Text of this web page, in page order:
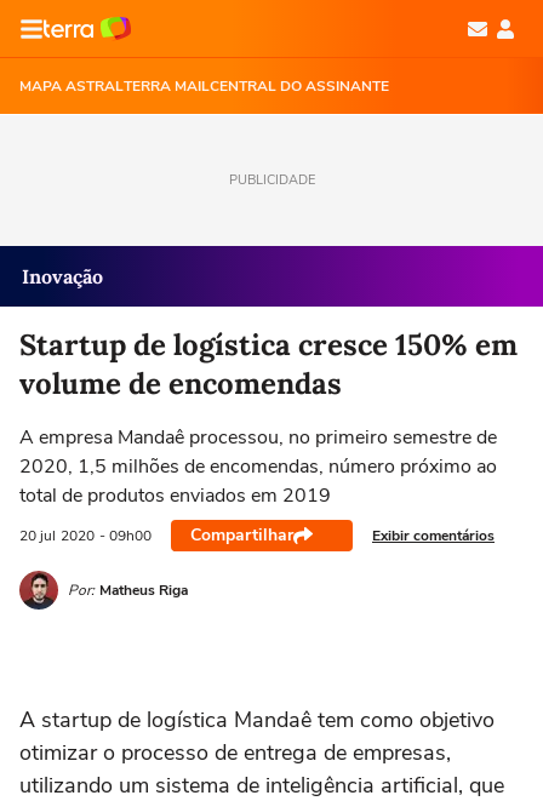
MAPA ASTRALTERRA MAILCENTRAL DO ASSINANTE
PUBLICIDADE
Inovação
Startup de logística cresce 150% em
volume de encomendas
A empresa Mandaê processou, no primeiro semestre de
2020, 1,5 milhões de encomendas, número próximo ao
total de produtos enviados em 2019
20 jul 2020 - 09h00 Compartilhar Exibir comentários
Por: Matheus Riga
A startup de logística Mandaê tem como objetivo
otimizar o processo de entrega de empresas,
utilizando um sistema de inteligência artificial, que